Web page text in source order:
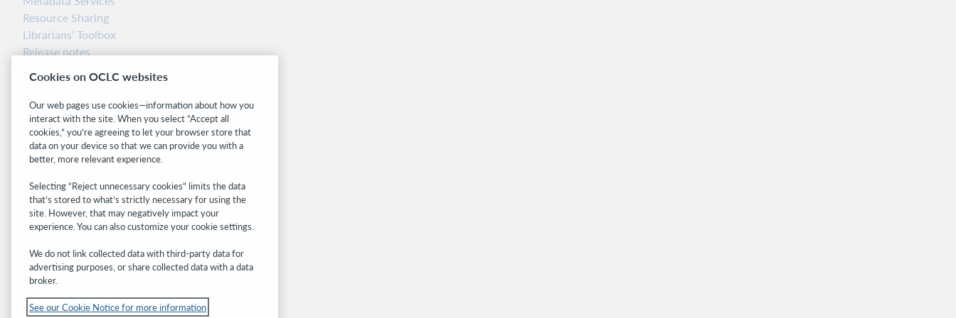
Resource Sharing
Librarians’ Toolbox
Release notes
Related sites
OCLC.org
BibFormats
Community
WebJunction
Developer Network
Get the latest product updates, research,
events, and much more—right to your inbox.
Cookies on OCLC websites
Our web pages use cookies—information about how you
interact with the site. When you select “Accept all
cookies,” you’re agreeing to let your browser store that
data on your device so that we can provide you with a
better, more relevant experience.
Selecting “Reject unnecessary cookies” limits the data
that’s stored to what’s strictly necessary for using the
site. However, that may negatively impact your
experience. You can also customize your cookie settings.
We do not link collected data with third-party data for
advertising purposes, or share collected data with a data
broker.
See our Cookie Notice for more information